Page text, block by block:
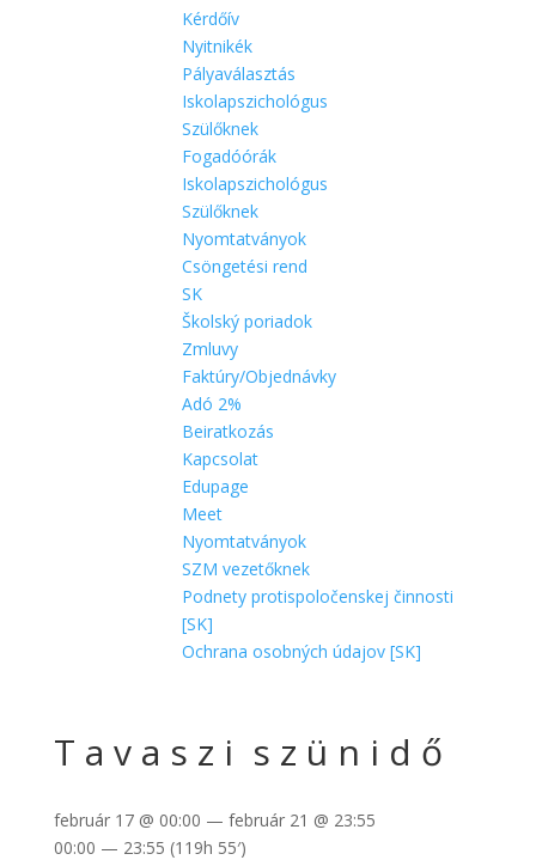
Kérdőív
Nyitnikék
Pályaválasztás
Iskolapszichológus
Szülőknek
Fogadóórák
Iskolapszichológus
Szülőknek
Nyomtatványok
Csöngetési rend
SK
Školský poriadok
Zmluvy
Faktúry/Objednávky
Adó 2%
Beiratkozás
Kapcsolat
Edupage
Meet
Nyomtatványok
SZM vezetőknek
Podnety protispoločenskej činnosti
[SK]
Ochrana osobných údajov [SK]
T a v a s z i s z ü n i d ő
február 17 @ 00:00 — február 21 @ 23:55
00:00 — 23:55 (119h 55′)